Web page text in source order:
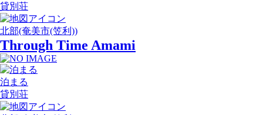
貸別荘
北部(奄美市(笠利))
Through Time Amami
泊まる
貸別荘